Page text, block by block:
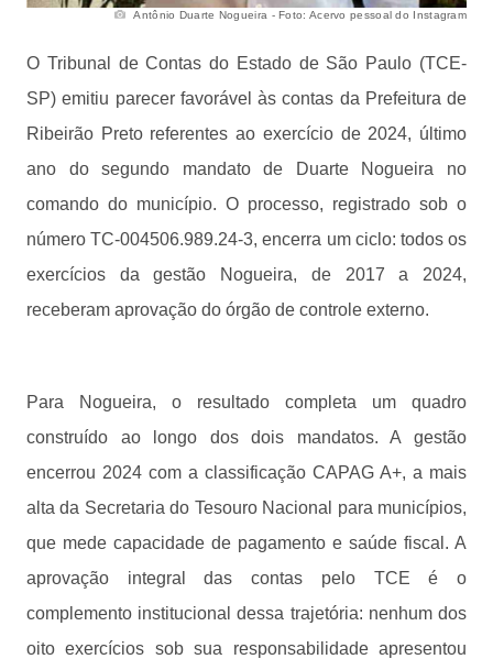
Antônio Duarte Nogueira - Foto: Acervo pessoal do Instagram
O Tribunal de Contas do Estado de São Paulo (TCE-
SP) emitiu parecer favorável às contas da Prefeitura de
Ribeirão Preto referentes ao exercício de 2024, último
ano do segundo mandato de Duarte Nogueira no
comando do município. O processo, registrado sob o
número TC-004506.989.24-3, encerra um ciclo: todos os
exercícios da gestão Nogueira, de 2017 a 2024,
receberam aprovação do órgão de controle externo.
Para Nogueira, o resultado completa um quadro
construído ao longo dos dois mandatos. A gestão
encerrou 2024 com a classificação CAPAG A+, a mais
alta da Secretaria do Tesouro Nacional para municípios,
que mede capacidade de pagamento e saúde fiscal. A
aprovação integral das contas pelo TCE é o
complemento institucional dessa trajetória: nenhum dos
oito exercícios sob sua responsabilidade apresentou